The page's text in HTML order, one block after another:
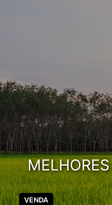
VENDA